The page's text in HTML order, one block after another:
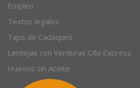
Empleo
Textos legales
Taps de Cadaques
Lentejas con Verduras Olla Express
Huevos sin Aceite